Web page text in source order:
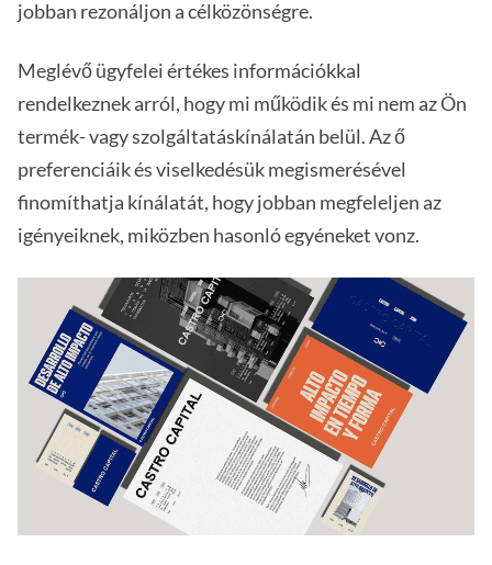
jobban rezonáljon a célközönségre.
Meglévő ügyfelei értékes információkkal
rendelkeznek arról, hogy mi működik és mi nem az Ön
termék- vagy szolgáltatáskínálatán belül. Az ő
preferenciáik és viselkedésük megismerésével
finomíthatja kínálatát, hogy jobban megfeleljen az
igényeiknek, miközben hasonló egyéneket vonz.